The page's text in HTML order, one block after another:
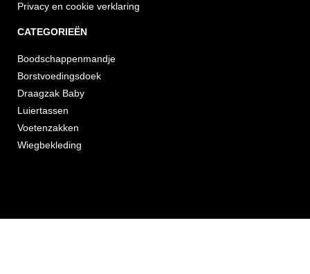
Privacy en cookie verklaring
CATEGORIEËN
Boodschappenmandje
Borstvoedingsdoek
Draagzak Baby
Luiertassen
Voetenzakken
Wiegbekleding